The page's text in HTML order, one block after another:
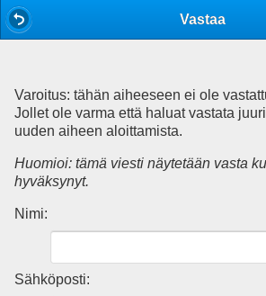
Vastaa
Varoitus: tähän aiheeseen ei ole
Jollet ole varma että haluat vastata
uuden aiheen aloittamista.
Huomioi: tämä viesti näytetään vasta
hyväksynyt.
Nimi:
Sähköposti: